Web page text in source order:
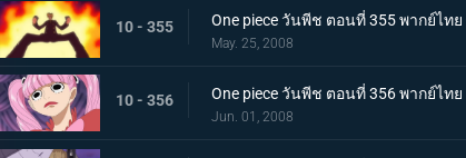
10 - 355 One piece วันพีช ตอนที่ 355 พากย์ไท
May. 25, 2008
10 - 356 One piece วันพีช ตอนที่ 356 พากย์ไ
Jun. 01, 2008